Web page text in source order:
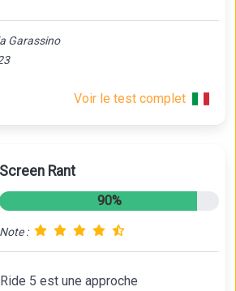
Garassino
Voir le test complet
Screen Rant
90%
Note :
5 est une approche